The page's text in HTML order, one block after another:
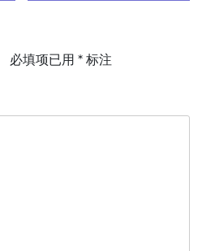
必填项已用 * 标注